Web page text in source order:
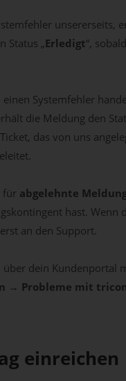
unsererseits,
Status „Erledigt“,
Systemfehler
die Meldung den
das von uns
für abgelehnte
hast. Wenn
an den Support.
dein Kundenportal
→ Probleme mit
einreichen